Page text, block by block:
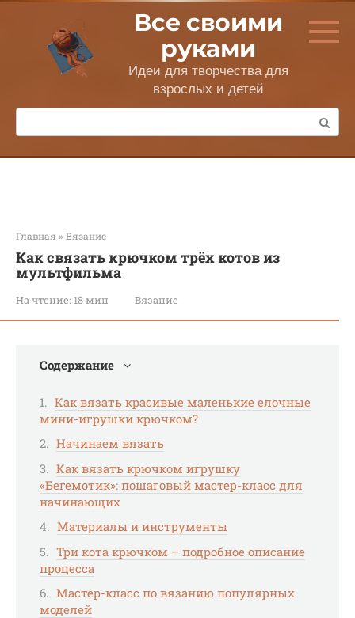
Перейти
контенту
Все своими
руками
Идеи для творчества для
взрослых и детей
Поиск:
Главная » Вязание
Как связать крючком трёх котов из
мультфильма
На чтение: 18 мин Вязание
Содержание
Как вязать красивые маленькие елочные
мини-игрушки крючком?
Начинаем вязать
Как вязать крючком игрушку
«Бегемотик»: пошаговый мастер-класс для
начинающих
Материалы и инструменты
Три кота крючком – подробное описание
процесса
Мастер-класс по вязанию популярных
моделей